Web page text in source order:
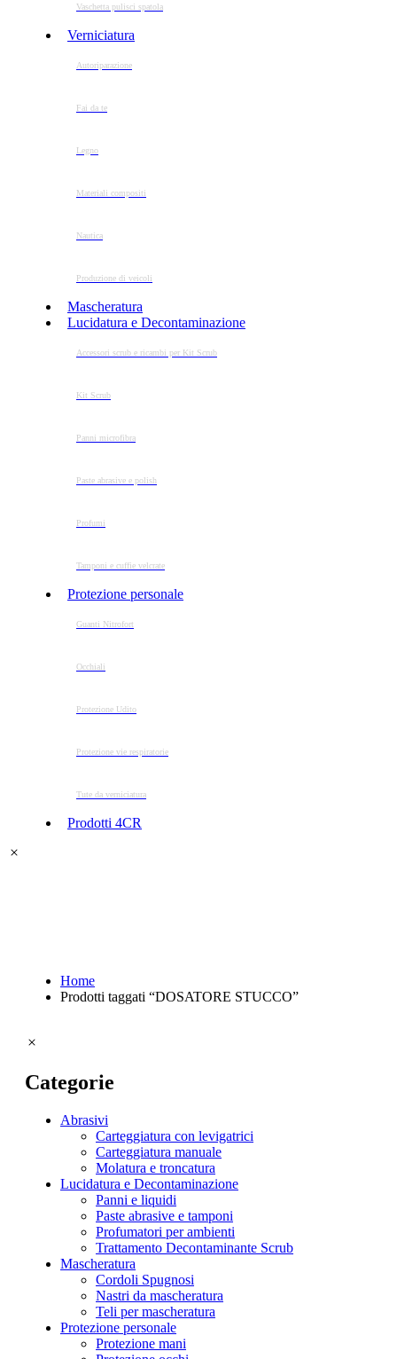
Vaschetta pulisci spatola
Verniciatura
Autoriparazione
Fai da te
Legno
Materiali compositi
Nautica
Produzione di veicoli
Mascheratura
Lucidatura e Decontaminazione
Accessori scrub e ricambi per Kit Scrub
Kit Scrub
Panni microfibra
Paste abrasive e polish
Profumi
Tamponi e cuffie velcrate
Protezione personale
Guanti Nitrofort
Occhiali
Protezione Udito
Protezione vie respiratorie
Tute da verniciatura
Prodotti 4CR
Home
Prodotti taggati “DOSATORE STUCCO”
Tipologia lucidatura e decontaminazione
Categorie
Abrasivi
Carteggiatura con levigatrici
Carteggiatura manuale
Molatura e troncatura
Lucidatura e Decontaminazione
Panni e liquidi
Paste abrasive e tamponi
Profumatori per ambienti
Trattamento Decontaminante Scrub
Mascheratura
Cordoli Spugnosi
Nastri da mascheratura
Teli per mascheratura
Protezione personale
Protezione mani